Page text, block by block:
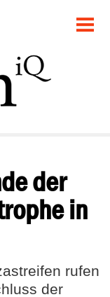
der
in
rufen
der